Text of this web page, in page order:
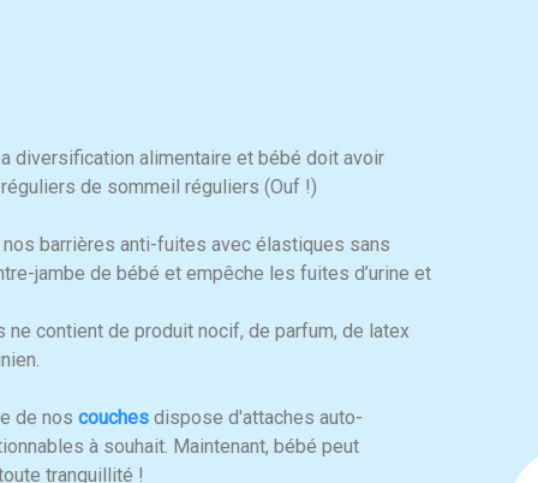
diversification alimentaire et bébé doit avoir
de sommeil réguliers (Ouf !)
nos barrières anti-fuites avec élastiques sans
jambe de bébé et empêche les fuites d’urine et
ne contient de produit nocif, de parfum, de latex
de noscouches dispose d'attaches auto-
à souhait. Maintenant, bébé peut
tranquillité !